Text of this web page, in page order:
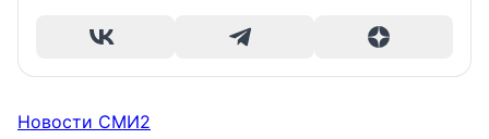
Новости СМИ2